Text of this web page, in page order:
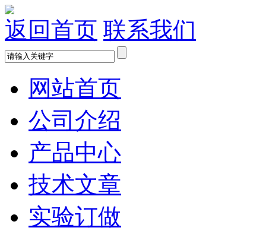
返回首页 联系我们
网站首页
公司介绍
产品中心
技术文章
实验订做